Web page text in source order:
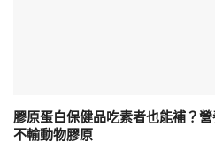
膠原蛋白保健品吃素者也能補？
不輸動物膠原